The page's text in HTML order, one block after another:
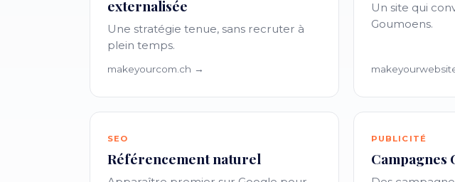
externalisée
Une stratégie tenue, sans recruter à
plein temps.
makeyourcom.ch →
Un site qui
Goumoens.
SEO
Référencement naturel
PUBLICITÉ
Campagnes